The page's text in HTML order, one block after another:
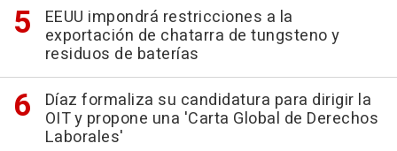
EEUU impondrá restricciones a la
exportación de chatarra de tungsteno y
residuos de baterías
Díaz formaliza su candidatura para dirigir la
OIT y propone una 'Carta Global de Derechos
Laborales'